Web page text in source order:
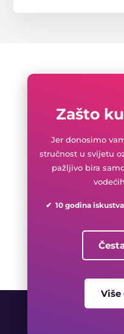
Zašto
Jer donosimo
stručnost u svijetu
pažljivo bira
✔ 10 godina
Više